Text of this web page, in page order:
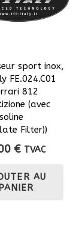
sport inox,
FE.024.C01
812
(avec
Filter))
€ TVAC
AU